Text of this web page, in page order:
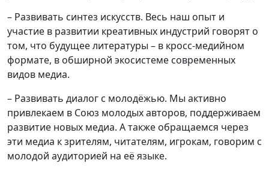
– Развивать синтез искусств. Весь наш опыт и
участие в развитии креативных индустрий говорят о
том, что будущее литературы – в кросс-медийном
формате, в обширной экосистеме современных
видов медиа.
– Развивать диалог с молодёжью. Мы активно
привлекаем в Союз молодых авторов, поддерживаем
развитие новых медиа. А также обращаемся через
эти медиа к зрителям, читателям, игрокам, говорим с
молодой аудиторией на её языке.